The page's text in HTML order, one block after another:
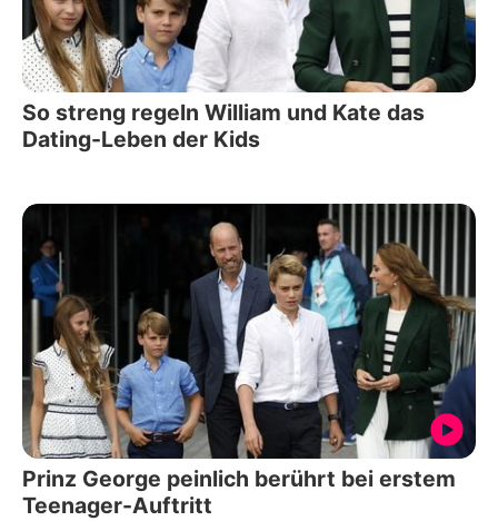
So streng regeln William und Kate das
Dating-Leben der Kids
Prinz George peinlich berührt bei erstem
Teenager-Auftritt